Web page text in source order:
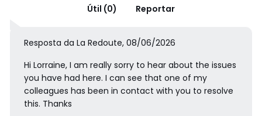
Útil (0) Reportar
Resposta da La Redoute, 08/06/2026
Hi Lorraine, I am really sorry to hear about the issues
you have had here. I can see that one of my
colleagues has been in contact with you to resolve
this. Thanks